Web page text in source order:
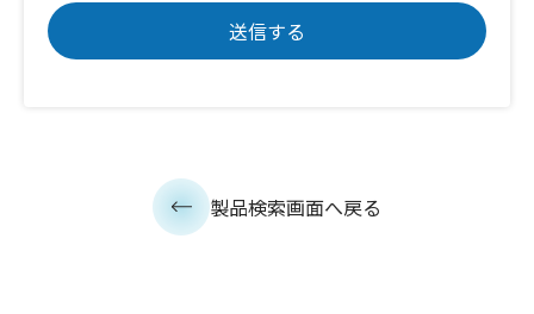
製品検索画面へ戻る